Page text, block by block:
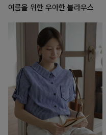
여름을 위한 우아한 블라우스